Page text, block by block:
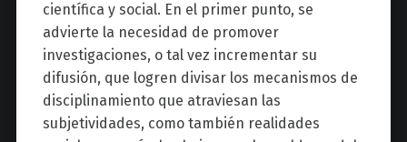
científica y social. En el primer punto, se
advierte la necesidad de promover
investigaciones, o tal vez incrementar su
difusión, que logren divisar los mecanismos de
disciplinamiento que atraviesan las
subjetividades, como también realidades